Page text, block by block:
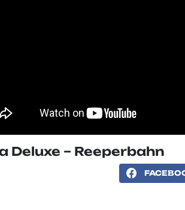
Deluxe – Reeperbahn